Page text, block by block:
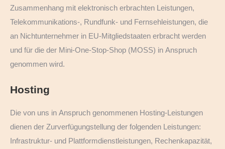
Zusammenhang mit elektronisch erbrachten Leistungen,
Telekommunikations-, Rundfunk- und Fernsehleistungen, die
an Nichtunternehmer in EU-Mitgliedstaaten erbracht werden
und für die der Mini-One-Stop-Shop (MOSS) in Anspruch
genommen wird.
Hosting
Die von uns in Anspruch genommenen Hosting-Leistungen
dienen der Zurverfügungstellung der folgenden Leistungen:
Infrastruktur- und Plattformdienstleistungen, Rechenkapazität,